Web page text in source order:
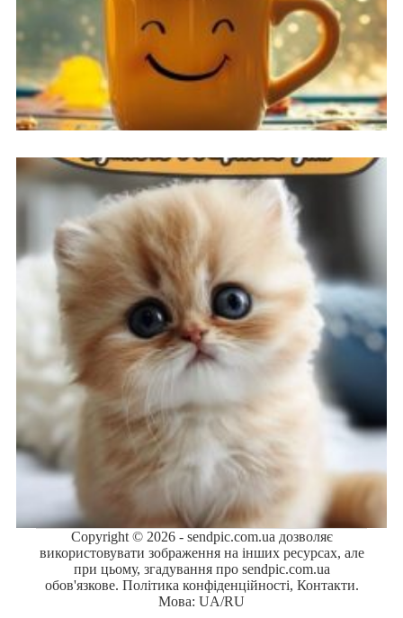
Copyright © 2026 - sendpic.com.ua дозволяє
використовувати зображення на інших ресурсах, але
при цьому, згадування про sendpic.com.ua
обов'язкове. Політика конфіденційності, Контакти.
Мова: UA/RU